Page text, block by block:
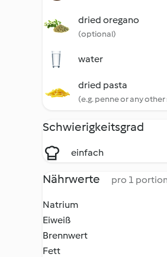
dried oregano
(optional)
water
dried pasta
(e.g. penne or any
Schwierigkeitsgrad
einfach
Nährwerte pro 1 portion
Natrium
Eiweiß
Brennwert
Fett